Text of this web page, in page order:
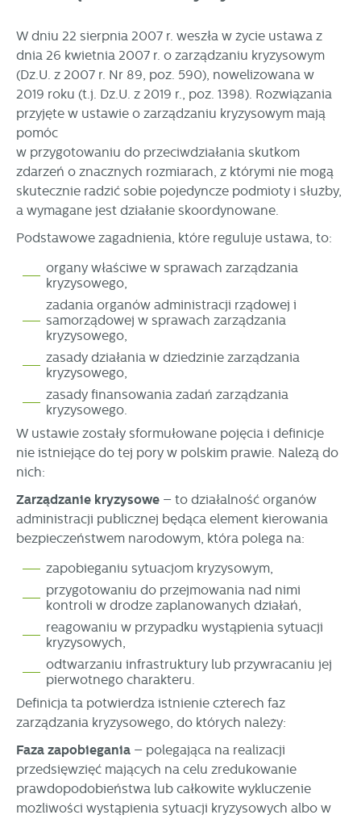
W dniu 22 sierpnia 2007 r. weszła w życie ustawa z
dnia 26 kwietnia 2007 r. o zarządzaniu kryzysowym
(Dz.U. z 2007 r. Nr 89, poz. 590), nowelizowana w
2019 roku (t.j. Dz.U. z 2019 r., poz. 1398). Rozwiązania
przyjęte w ustawie o zarządzaniu kryzysowym mają
pomóc
w przygotowaniu do przeciwdziałania skutkom
zdarzeń o znacznych rozmiarach, z którymi nie mogą
skutecznie radzić sobie pojedyncze podmioty i służby,
a wymagane jest działanie skoordynowane.
Podstawowe zagadnienia, które reguluje ustawa, to:
organy właściwe w sprawach zarządzania
kryzysowego,
zadania organów administracji rządowej i
samorządowej w sprawach zarządzania
kryzysowego,
zasady działania w dziedzinie zarządzania
kryzysowego,
zasady finansowania zadań zarządzania
kryzysowego.
W ustawie zostały sformułowane pojęcia i definicje
nie istniejące do tej pory w polskim prawie. Należą do
nich:
Zarządzanie kryzysowe – to działalność organów
administracji publicznej będąca element kierowania
bezpieczeństwem narodowym, która polega na:
zapobieganiu sytuacjom kryzysowym,
przygotowaniu do przejmowania nad nimi
kontroli w drodze zaplanowanych działań,
reagowaniu w przypadku wystąpienia sytuacji
kryzysowych,
odtwarzaniu infrastruktury lub przywracaniu jej
pierwotnego charakteru.
Definicja ta potwierdza istnienie czterech faz
zarządzania kryzysowego, do których należy:
Faza zapobiegania – polegająca na realizacji
przedsięwzięć mających na celu zredukowanie
prawdopodobieństwa lub całkowite wykluczenie
możliwości wystąpienia sytuacji kryzysowych albo w
prezentowanych treści.
Dzięki tym plikom cookies możemy zapewnić Ci większy
komfort korzystania z funkcjonalności naszej strony poprzez
dopasowanie jej do Twoich indywidualnych preferencji.
Wyrażenie zgody na funkcjonalne i personalizacyjne pliki
cookies gwarantuje dostępność większej ilości funkcji na
stronie.
Więcej
Analityczne
Analityczne pliki cookies pomagają nam rozwijać się i
dostosowywać do Twoich potrzeb.
Cookies analityczne pozwalają na uzyskanie informacji w
zakresie wykorzystywania witryny internetowej, miejsca oraz
częstotliwości, z jaką odwiedzane są nasze serwisy www.
Dane pozwalają nam na ocenę naszych serwisów
użytkowników. Zgromadzone informacje są przetwarzane w
formie zanonimizowanej. Wyrażenie zgody na analityczne
pliki cookies gwarantuje dostępność wszystkich
funkcjonalności.
Więcej
Reklamowe
Dzięki reklamowym plikom cookies prezentujemy Ci
najciekawsze informacje i aktualności na stronach naszych
partnerów.
Promocyjne pliki cookies służą do prezentowania Ci naszych
komunikatów na podstawie analizy Twoich upodobań oraz
Twoich zwyczajów dotyczących przeglądanej witryny
internetowej. Treści promocyjne mogą pojawić się na
partnerami oraz innych dostawców usług. Firmy te działają
w charakterze pośredników prezentujących nasze treści w
postaci wiadomości, ofert, komunikatów mediów
społecznościowych.
Więcej